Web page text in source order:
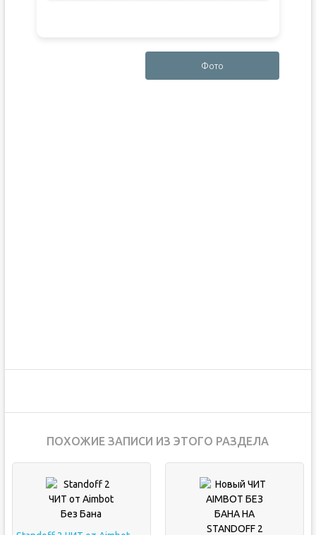
Фото
ПОХОЖИЕ ЗАПИСИ ИЗ ЭТОГО РАЗДЕЛА